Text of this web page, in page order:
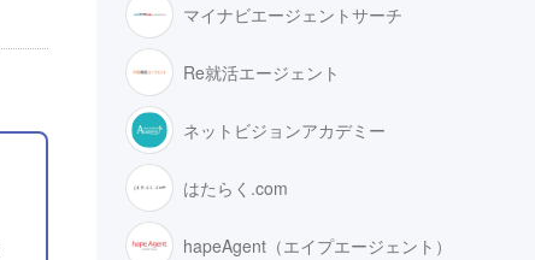
マイナビエージェントサーチ
Re就活エージェント
ネットビジョンアカデミー
はたらく.com
hapeAgent（エイプエージェント）